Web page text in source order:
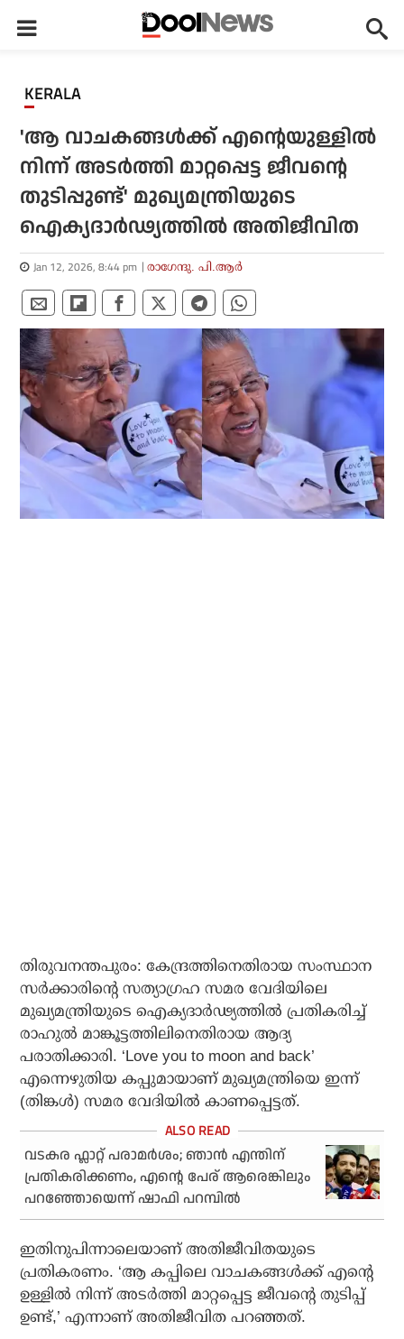
KERALA
'ആ വാചകങ്ങള്‍ക്ക് എന്റെയുള്ളില്‍
നിന്ന് അടര്‍ത്തി മാറ്റപ്പെട്ട ജീവന്റെ
തുടിപ്പുണ്ട്' മുഖ്യമന്ത്രിയുടെ
ഐക്യദാര്‍ഢ്യത്തില്‍ അതിജീവിത
Jan 12, 2026, 8:44 pm രാഗേന്ദു. പി.ആര്‍
തിരുവനന്തപുരം: കേന്ദ്രത്തിനെതിരായ സംസ്ഥാന
സര്‍ക്കാരിന്റെ സത്യാഗ്രഹ സമര വേദിയിലെ
മുഖ്യമന്ത്രിയുടെ ഐക്യദാര്‍ഢ്യത്തില്‍ പ്രതികരിച്ച്
രാഹുല്‍ മാങ്കൂട്ടത്തിലിനെതിരായ ആദ്യ
പരാതിക്കാരി. ‘Love you to moon and back’
എന്നെഴുതിയ കപ്പുമായാണ് മുഖ്യമന്ത്രിയെ ഇന്ന്
(തിങ്കള്‍) സമര വേദിയില്‍ കാണപ്പെട്ടത്.
വടകര ഫ്ലാറ്റ് പരാമര്‍ശം; ഞാന്‍ എന്തിന്
പ്രതികരിക്കണം, എന്റെ പേര് ആരെങ്കിലും
പറഞ്ഞോയെന്ന് ഷാഫി പറമ്പില്‍
ഇതിനുപിന്നാലെയാണ് അതിജീവിതയുടെ
പ്രതികരണം. ‘ആ കപ്പിലെ വാചകങ്ങള്‍ക്ക് എന്റെ
ഉള്ളില്‍ നിന്ന് അടര്‍ത്തി മാറ്റപ്പെട്ട ജീവന്റെ തുടിപ്പ്
ഉണ്ട്,’ എന്നാണ് അതിജീവിത പറഞ്ഞത്.